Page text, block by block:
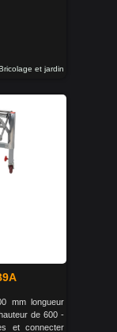
et jardin
mm longueur
de 600 -
et connecter